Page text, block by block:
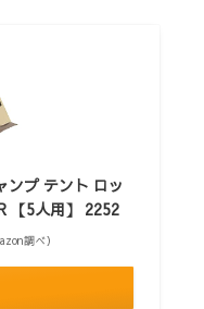
プ テント ロッ
【5人用】 2252
調べ）